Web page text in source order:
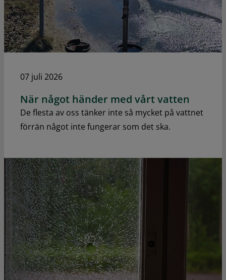
07 juli 2026
När något händer med vårt vatten
De flesta av oss tänker inte så mycket på vattnet
förrän något inte fungerar som det ska.